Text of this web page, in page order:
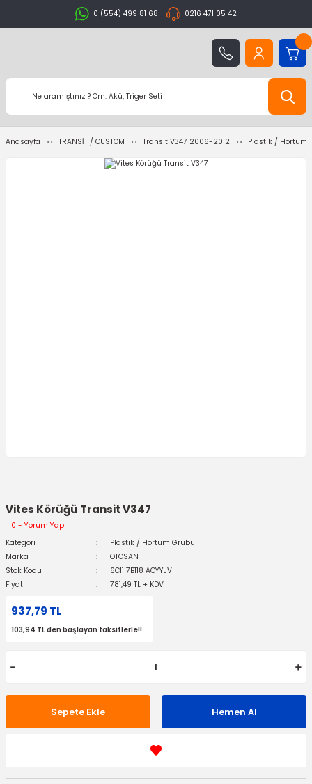
0 (554) 499 81 68 0216 471 05 42
Anasayfa TRANSİT / CUSTOM Transit V347 2006-2012 Plastik / Hortum
Vites Körüğü Transit V347
0 - Yorum Yap
Kategori
Plastik / Hortum Grubu
Marka
OTOSAN
Stok Kodu
6C11 7B118 ACYYJV
Fiyat
781,49 TL + KDV
937,79 TL
103,94 TL den başlayan taksitlerle!!
Sepete Ekle Hemen Al